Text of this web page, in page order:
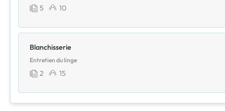
5 10
Blanchisserie
Entretien du linge
2 15